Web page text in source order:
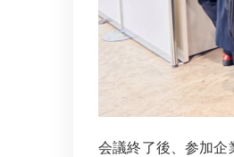
会議終了後、参加企